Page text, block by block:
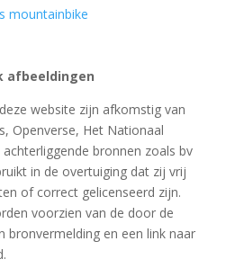
mountainbike
afbeeldingen
website zijn afkomstig van
Openverse, Het Nationaal
bronnen zoals bv
in de overtuiging dat zij vrij
of correct gelicenseerd zijn.
voorzien van de door de
bronvermelding en een link naar